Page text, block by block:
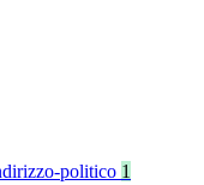
politico 1